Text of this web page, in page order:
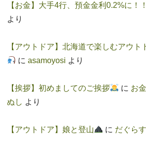
【お金】大手4行、預金金利0.2%に！
より
【アウトドア】北海道で楽しむアウト
に asamoyosi より
【挨拶】初めましてのご挨拶 に お
ぬし より
【アウトドア】娘と登山 に だぐら